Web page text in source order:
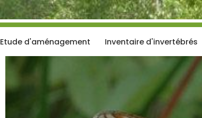
Etude d'aménagement Inventaire d'invertébrés